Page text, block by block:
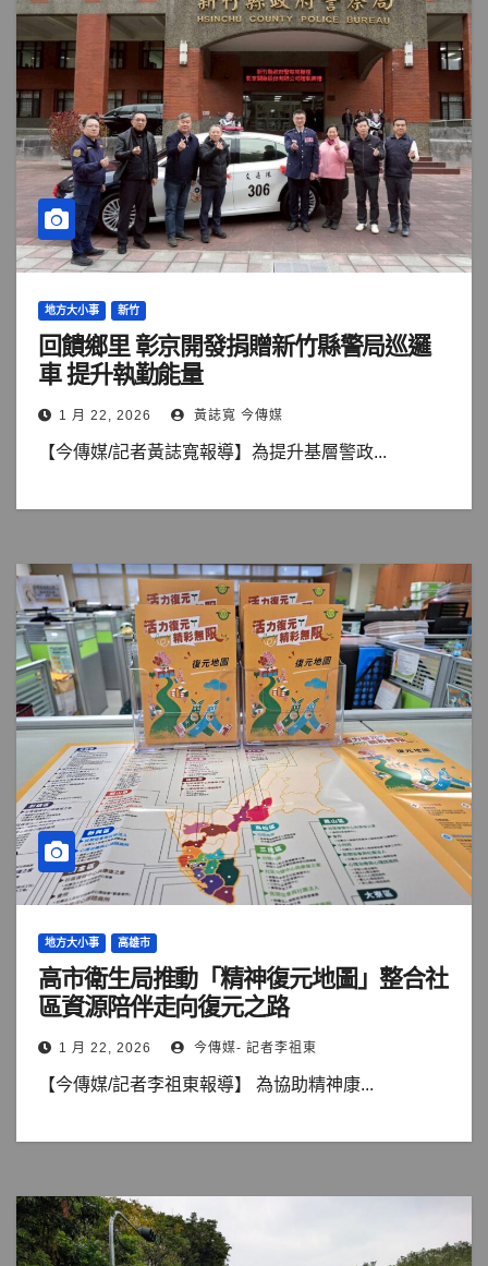
地方大小事 新竹
回饋鄉里 彰京開發捐贈新竹縣警局巡邏
車 提升執勤能量
1 月 22, 2026 黃誌寬 今傳媒
【今傳媒/記者黃誌寬報導】為提升基層警政...
地方大小事 高雄市
高市衛生局推動「精神復元地圖」整合社
區資源陪伴走向復元之路
1 月 22, 2026 今傳媒- 記者李祖東
【今傳媒/記者李祖東報導】 為協助精神康...